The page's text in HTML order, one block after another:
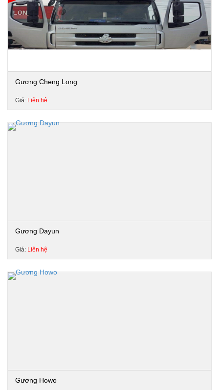
Gương Cheng Long
Giá: Liên hệ
Gương Dayun
Giá: Liên hệ
Gương Howo